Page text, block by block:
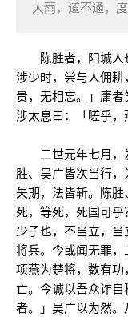
大雨，道不通，
陈胜者，阳城人
涉少时，尝与人佣
贵，无相忘。」庸
涉太息曰：「嗟乎，
二世元年七月，
胜、吴广皆次当行，
失期，法皆斩。陈
死，等死，死国可
少子也，不当立，
将兵。今或闻无罪，
项燕为楚将，数有
亡。今诚以吾众诈
者。」吴广以为然